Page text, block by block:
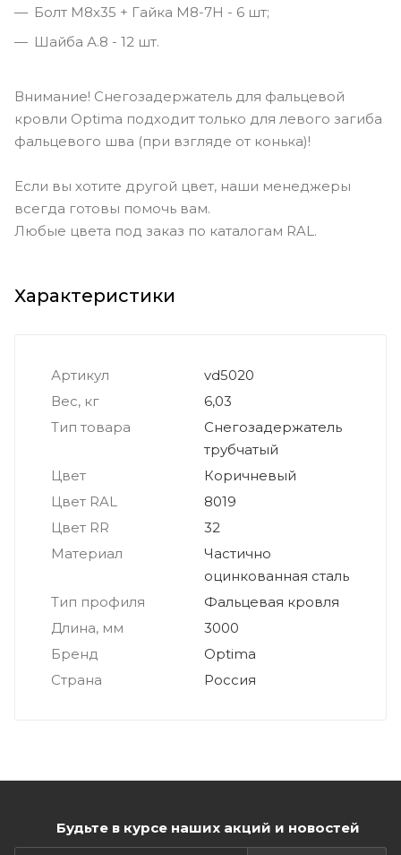
Болт М8х35 + Гайка М8-7Н - 6 шт;
Шайба А.8 - 12 шт.
Внимание! Снегозадержатель для фальцевой
кровли Optima подходит только для левого загиба
фальцевого шва (при взгляде от конька)!
Если вы хотите другой цвет, наши менеджеры
всегда готовы помочь вам.
Любые цвета под заказ по каталогам RAL.
Характеристики
Артикул
vd5020
Вес, кг
6,03
Тип товара
Снегозадержатель
трубчатый
Цвет
Коричневый
Цвет RAL
8019
Цвет RR
32
Материал
Частично
оцинкованная сталь
Тип профиля
Фальцевая кровля
Длина, мм
3000
Бренд
Optima
Страна
Россия
Будьте в курсе наших акций и новостей